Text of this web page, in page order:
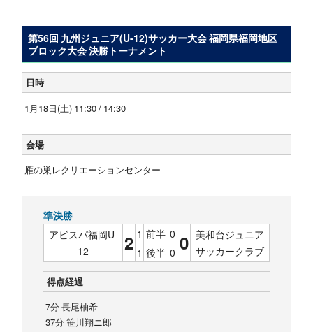
第56回 九州ジュニア(U-12)サッカー大会 福岡県福岡地区
ブロック大会 決勝トーナメント
日時
1月18日(土) 11:30 / 14:30
会場
雁の巣レクリエーションセンター
準決勝
アビスパ福岡U-
12
2 1 前半 0 0 美和台ジュニア
サッカークラブ
1 後半 0
得点経過
7分 長尾柚希
37分 笹川翔ニ郎